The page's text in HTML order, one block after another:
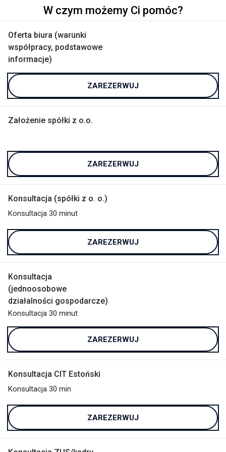
W czym możemy Ci pomóc?
Oferta biura (warunki
współpracy, podstawowe
informacje)
ZAREZERWUJ
Założenie spółki z o.o.
ZAREZERWUJ
Konsultacja (spółki z o. o.)
Konsultacja 30 minut
ZAREZERWUJ
Konsultacja
(jednoosobowe
działalności gospodarcze)
Konsultacja 30 minut
ZAREZERWUJ
Konsultacja CIT Estoński
Konsultacja 30 min
ZAREZERWUJ